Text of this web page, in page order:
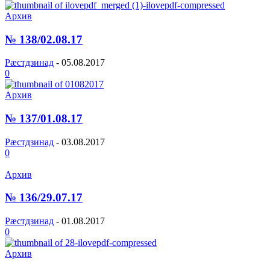
Архив
№ 138/02.08.17
Рæстдзинад - 05.08.2017
0
Архив
№ 137/01.08.17
Рæстдзинад - 03.08.2017
0
Архив
№ 136/29.07.17
Рæстдзинад - 01.08.2017
0
Архив